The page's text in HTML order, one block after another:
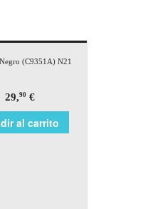
(C9351A) N21
29,90 €
al carrito